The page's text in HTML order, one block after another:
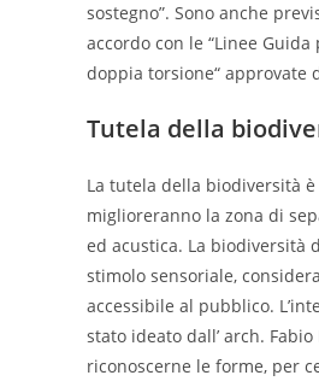
sostegno”. Sono anche
accordo con le “Linee
doppia torsione“ approvate
Tutela della
La tutela della biodiversità
miglioreranno la zona di
ed acustica. La biodiversità
stimolo sensoriale,
accessibile al pubblico.
stato ideato dall’ arch.
riconoscerne le forme, per